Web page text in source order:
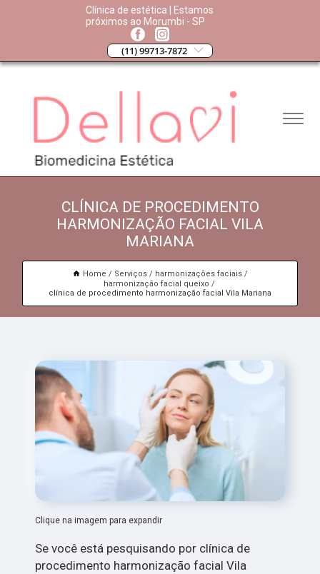
Clínica de estética | Estamos
próximos ao Morumbi - SP
(11) 99713-7872
CLÍNICA DE PROCEDIMENTO
HARMONIZAÇÃO FACIAL VILA
MARIANA
Home Serviços
harmonizações faciais
harmonização facial queixo
clínica de procedimento harmonização facial Vila Mariana
Clique na imagem para expandir
Se você está pesquisando por clínica de
procedimento harmonização facial Vila